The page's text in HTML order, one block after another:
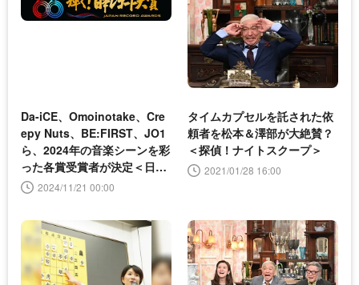
Da-iCE、Omoinotake、Cre
epy Nuts、BE:FIRST、JO1
ら、2024年の音楽シーンを彩
った各賞受賞者が決定＜日本
レコード大賞＞
2024/11/21 00:00
タイムカプセルを託された依
頼者を松本＆澤部が大絶賛？
＜探偵！ナイトスクープ＞
2021/01/28 16:00